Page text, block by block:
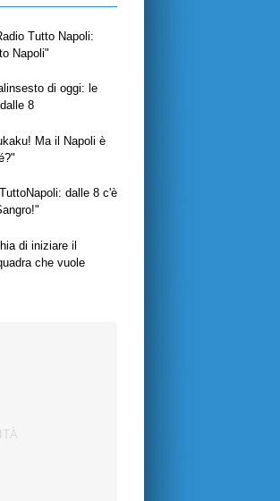
Tutto Napoli:
Napoli"
di oggi: le
8
Ma il Napoli è
dalle 8 c'è
di iniziare il
che vuole